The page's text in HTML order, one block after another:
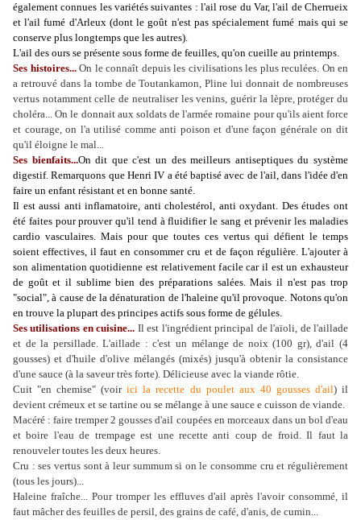
également connues les variétés suivantes : l'ail rose du Var, l'ail de Cherrueix
et l'ail fumé d'Arleux (dont le goût n'est pas spécialement fumé mais qui se
conserve plus longtemps que les autres).
L'ail des ours se présente sous forme de feuilles, qu'on cueille au printemps.
Ses histoires...On le connaît depuis les civilisations les plus reculées. On en
a retrouvé dans la tombe de Toutankamon, Pline lui donnait de nombreuses
vertus notamment celle de neutraliser les venins, guérir la lèpre, protéger du
choléra... On le donnait aux soldats de l'armée romaine pour qu'ils aient force
et courage, on l'a utilisé comme anti poison et d'une façon générale on dit
qu'il éloigne le mal...
Ses bienfaits...On dit que c'est un des meilleurs antiseptiques du système
digestif. Remarquons que Henri IV a été baptisé avec de l'ail, dans l'idée d'en
faire un enfant résistant et en bonne santé.
Il est aussi anti inflamatoire, anti cholestérol, anti oxydant. Des études ont
été faites pour prouver qu'il tend à fluidifier le sang et prévenir les maladies
cardio vasculaires. Mais pour que toutes ces vertus qui défient le temps
soient effectives, il faut en consommer cru et de façon régulière. L'ajouter à
son alimentation quotidienne est relativement facile car il est un exhausteur
de goût et il sublime bien des préparations salées. Mais il n'est pas trop
"social", à cause de la dénaturation de l'haleine qu'il provoque. Notons qu'on
en trouve la plupart des principes actifs sous forme de gélules.
Ses utilisations en cuisine... Il est l'ingrédient principal de l'aïoli, de l'aillade
et de la persillade. L'aillade : c'est un mélange de noix (100 gr), d'ail (4
gousses) et d'huile d'olive mélangés (mixés) jusqu'à obtenir la consistance
d'une sauce (à la saveur très forte). Délicieuse avec la viande rôtie.
Cuit "en chemise" (voirici la recette du poulet aux 40 gousses d'ail) il
devient crémeux et se tartine ou se mélange à une sauce e cuisson de viande.
Macéré : faire tremper 2 gousses d'ail coupées en morceaux dans un bol d'eau
et boire l'eau de trempage est une recette anti coup de froid. Il faut la
renouveler toutes les deux heures.
Cru : ses vertus sont à leur summum si on le consomme cru et régulièrement
(tous les jours)...
Haleine fraîche... Pour tromper les effluves d'ail après l'avoir consommé, il
faut mâcher des feuilles de persil, des grains de café, d'anis, de cumin...